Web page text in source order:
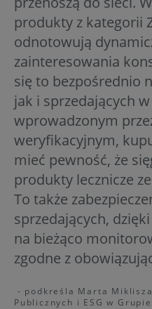
produkty z kategorii
odnotowują
zainteresowania
się to bezpośrednio
jak i sprzedających
wprowadzonym
weryfikacyjnym,
mieć pewność, że
produkty lecznicze
To także
sprzedających,
na bieżąco
zgodne z
- podkreśla Marta
Publicznych i ESG w